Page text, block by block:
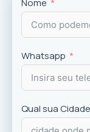
Nome
Whatsapp
Qual sua